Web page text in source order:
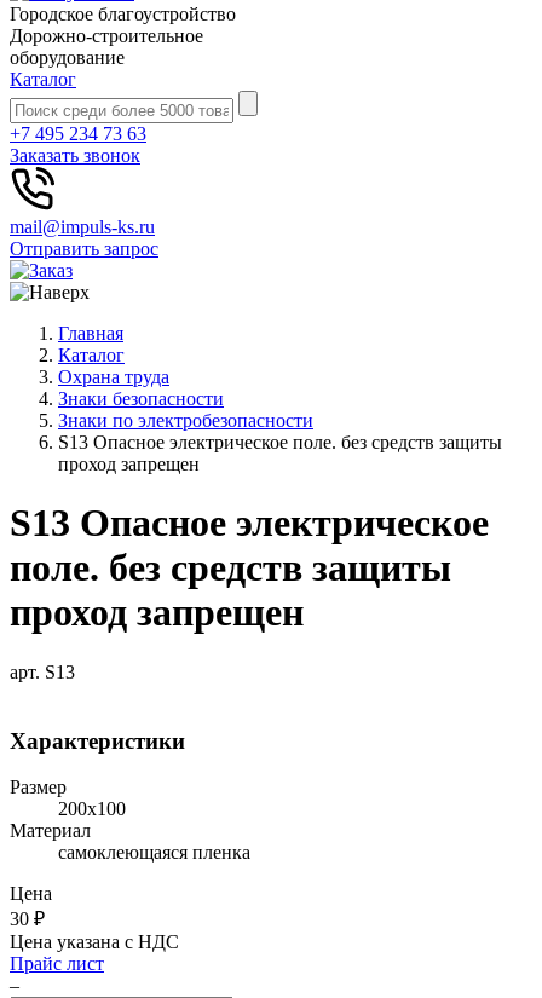
Городское благоустройство
Дорожно-строительное
оборудование
Каталог
+7 495 234 73 63
Заказать звонок
mail@impuls-ks.ru
Отправить запрос
Главная
Каталог
Охрана труда
Знаки безопасности
Знаки по электробезопасности
S13 Опасное электрическое поле. без средств защиты
проход запрещен
S13 Опасное электрическое
поле. без средств защиты
проход запрещен
арт. S13
Характеристики
Размер
200х100
Материал
самоклеющаяся пленка
Цена
30 ₽
Цена указана с НДС
Прайс лист
–